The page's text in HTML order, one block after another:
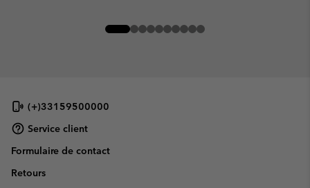
(+)33159500000
Service client
Formulaire de contact
Retours